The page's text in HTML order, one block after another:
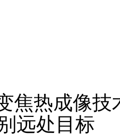
焦热成像
远处目标